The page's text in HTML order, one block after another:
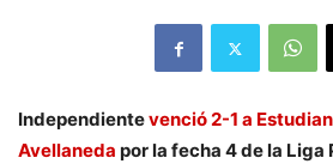
Independientevenció 2-1 a
Avellaneda por la fecha 4 de la Liga